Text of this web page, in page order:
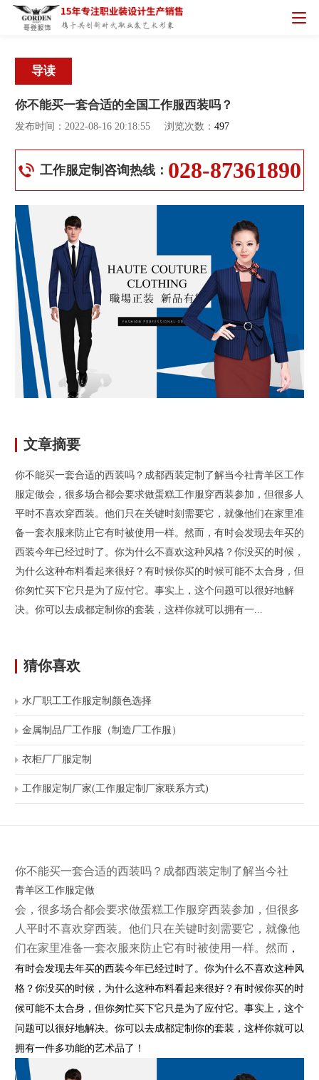
导读
你不能买一套合适的全国工作服西装吗？
发布时间：2022-08-16 20:18:55 浏览次数： 497
工作服定制咨询热线： 028-87361890
文章摘要
你不能买一套合适的西装吗？成都西装定制了解当今社青羊区工作
服定做会，很多场合都会要求做蛋糕工作服穿西装参加，但很多人
平时不喜欢穿西装。他们只在关键时刻需要它，就像他们在家里准
备一套衣服来防止它有时被使用一样。然而，有时会发现去年买的
西装今年已经过时了。你为什么不喜欢这种风格？你没买的时候，
为什么这种布料看起来很好？有时候你买的时候可能不太合身，但
你匆忙买下它只是为了应付它。事实上，这个问题可以很好地解
决。你可以去成都定制你的套装，这样你就可以拥有一...
猜你喜欢
水厂职工工作服定制颜色选择
金属制品厂工作服（制造厂工作服）
衣柜厂厂服定制
工作服定制厂家(工作服定制厂家联系方式)
你不能买一套合适的西装吗？成都西装定制了解当今社
青羊区工作服定做
会，很多场合都会要求做蛋糕工作服穿西装参加，但很多
人平时不喜欢穿西装。他们只在关键时刻需要它，就像他
们在家里准备一套衣服来防止它有时被使用一样。然而 ，
有时会发现去年买的西装今年已经过时了。你为什么不喜欢这种风
格？你没买的时候，为什么这种布料看起来很好？有时候你买的时
候可能不太合身，但你匆忙买下它只是为了应付它。 事实上，这个
问题可以很好地解决。你可以去成都定制你的套装，这样你就可以
拥有一件多功能的艺术品了！